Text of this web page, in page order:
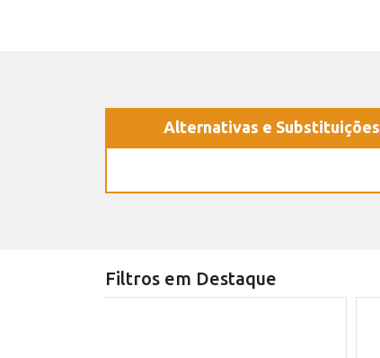
Alternativas e Substituições
Filtros em Destaque